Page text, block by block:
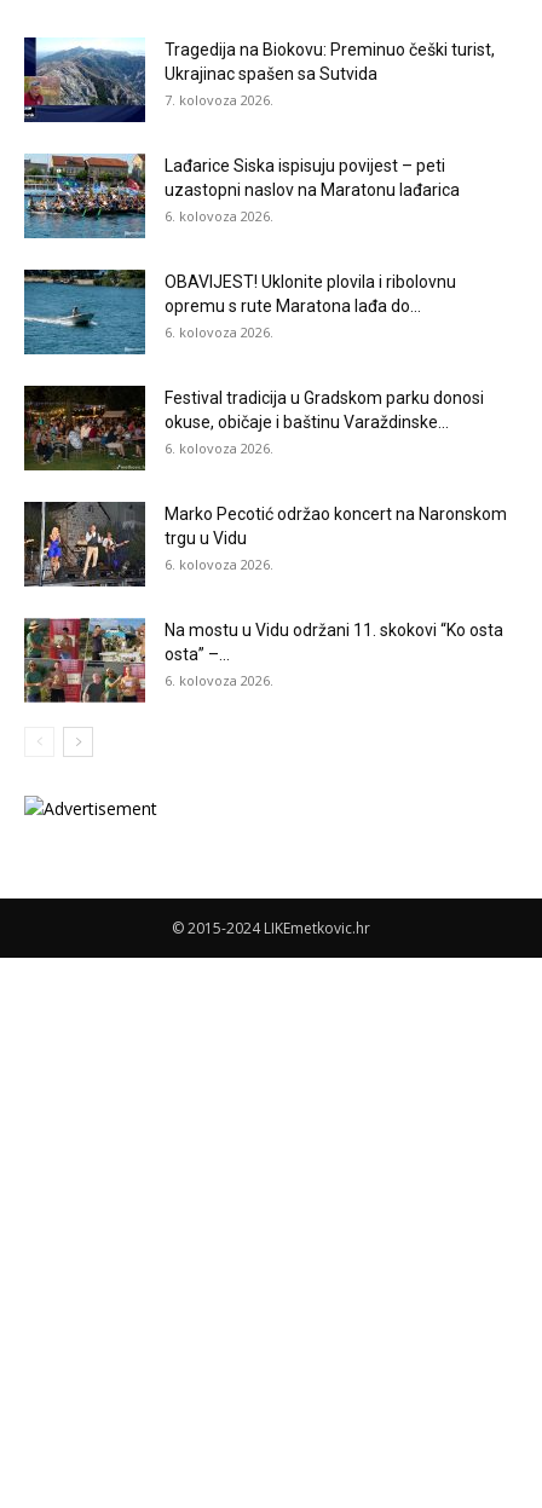
Tragedija na Biokovu: Preminuo češki turist,
Ukrajinac spašen sa Sutvida
7. kolovoza 2026.
Lađarice Siska ispisuju povijest – peti
uzastopni naslov na Maratonu lađarica
6. kolovoza 2026.
OBAVIJEST! Uklonite plovila i ribolovnu
opremu s rute Maratona lađa do...
6. kolovoza 2026.
Festival tradicija u Gradskom parku donosi
okuse, običaje i baštinu Varaždinske...
6. kolovoza 2026.
Marko Pecotić održao koncert na Naronskom
trgu u Vidu
6. kolovoza 2026.
Na mostu u Vidu održani 11. skokovi “Ko osta
osta” –...
6. kolovoza 2026.
© 2015-2024 LIKEmetkovic.hr